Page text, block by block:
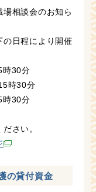
相談会のお知ら
の日程により開催
時30分
時30分
時30分
さい。
の貸付資金